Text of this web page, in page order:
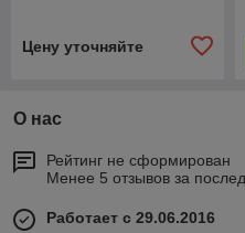
Цену уточняйте
О нас
Рейтинг не сформирован
Менее 5 отзывов за
Работает с 29.06.2016